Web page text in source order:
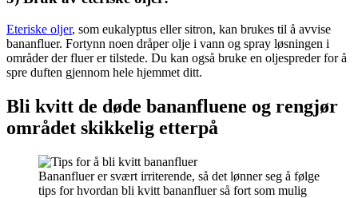
Eteriske oljer, som eukalyptus eller sitron, kan brukes til å avvise
bananfluer. Fortynn noen dråper olje i vann og spray løsningen i
områder der fluer er tilstede. Du kan også bruke en oljespreder for å
spre duften gjennom hele hjemmet ditt.
Bli kvitt de døde bananfluene og rengjør
området skikkelig etterpå
Bananfluer er svært irriterende, så det lønner seg å følge
tips for hvordan bli kvitt bananfluer så fort som mulig